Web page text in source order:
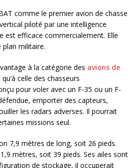
comme le premier avion de chasse
piloté par une intelligence
est efficace commercialement. Elle
militaire.
à la catégorie des avions de
qu’à celle des chasseurs
pour voler avec un F-35 ou un F-
emporter des capteurs,
les radars adverses. Il pourrait
missions seul.
7,9 mètres de long, soit 26 pieds.
mètres, soit 39 pieds. Ses ailes sont
de stockage, il occuperait